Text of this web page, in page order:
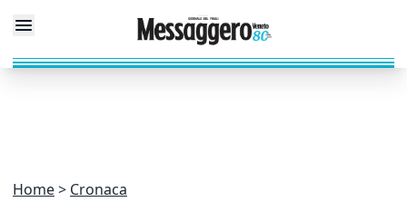
Home Cronaca